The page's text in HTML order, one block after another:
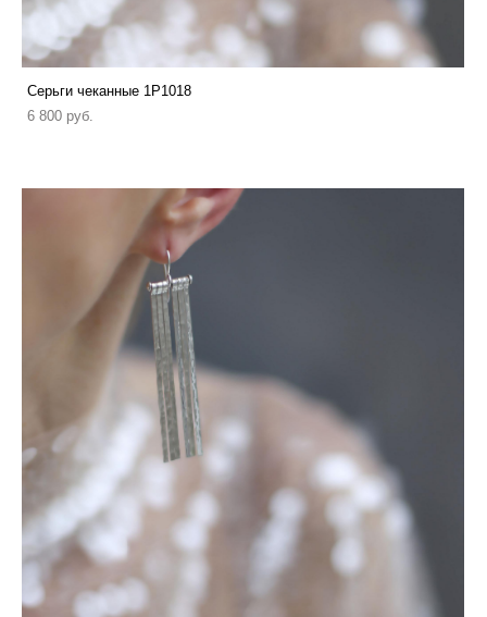
Серьги чеканные 1P1018
6 800 pуб.